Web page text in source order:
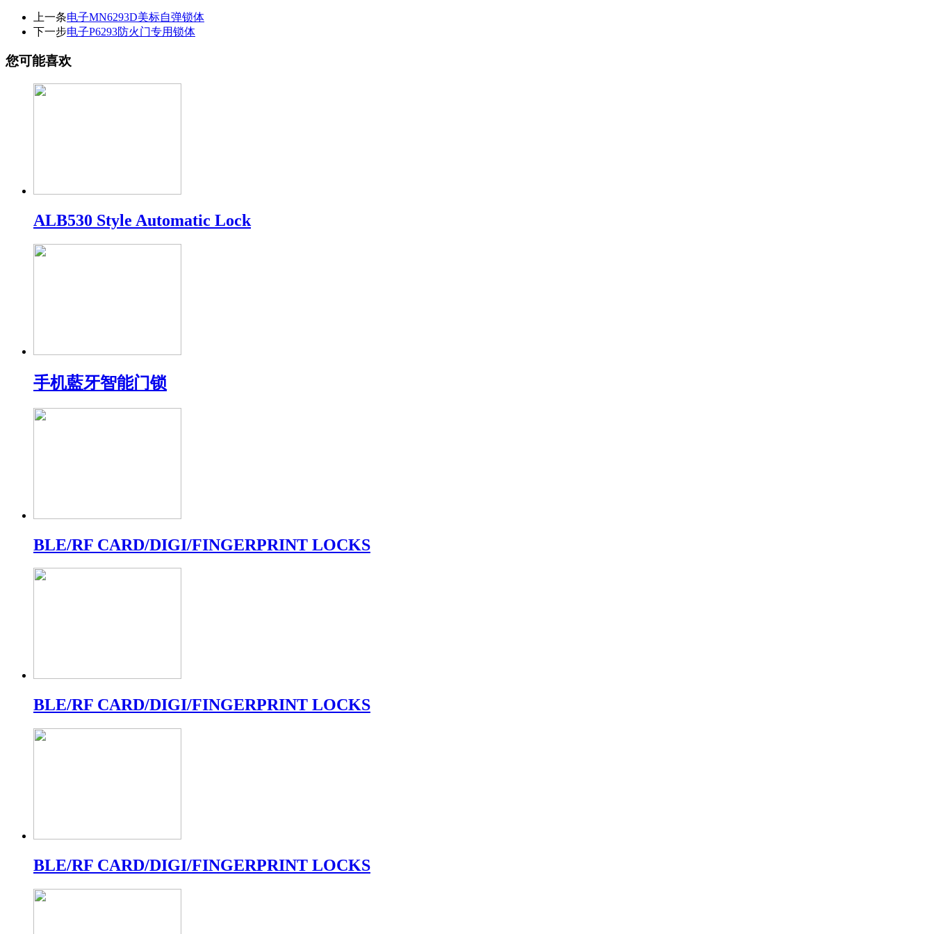
上一条电子MN6293D美标自弹锁体
下一步电子P6293防火门专用锁体
您可能喜欢
ALB530 Style Automatic Lock
手机藍牙智能门锁
BLE/RF CARD/DIGI/FINGERPRINT LOCKS
BLE/RF CARD/DIGI/FINGERPRINT LOCKS
BLE/RF CARD/DIGI/FINGERPRINT LOCKS